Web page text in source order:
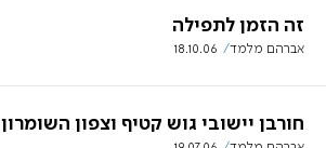
זה הזמן לתפילה
אברהם מלמד 18.10.06
חורבן יישובי גוש קטיף וצפון השומרון